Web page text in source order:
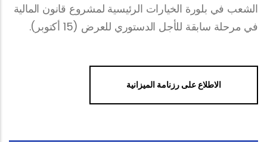
الشعب في بلورة الخيارات الرئيسية لمشروع قانون المالية
في مرحلة سابقة للأجل الدستوري للعرض (15 أكتوبر).
الاطلاع على رزنامة الميزانية